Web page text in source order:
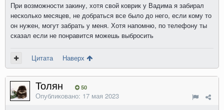
При возможности закину, хотя свой коврик у Вадима я забирал
несколько месяцев, не добраться все было до него, если кому то
он нужен, могут забрать у меня. Хотя напомню, по телефону ты
сказал если не понравится можешь выбросить
Цитата Наверх
Толян 50
Опубликовано: 17 мая 2023